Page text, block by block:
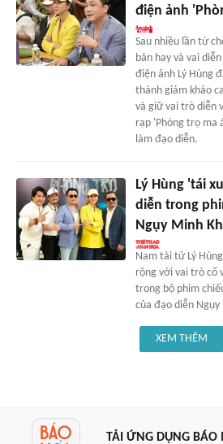
điện ảnh
Sau nhiều lần từ
bản hay và vai
điện ảnh Lý Hùng
thành giám khảo
và giữ vai trò diễn
rạp 'Phòng trọ ma
làm đạo diễn.
Lý Hùng 'tái
diễn trong
Ngụy Minh
Nam tài tử Lý
rộng với vai trò cố
trong bộ phim
của đạo diễn Ngụy
XEM THÊM
TẢI ỨNG DỤNG BÁO